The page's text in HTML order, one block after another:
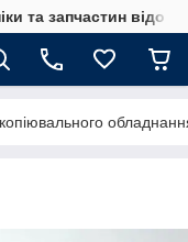
та запчастин